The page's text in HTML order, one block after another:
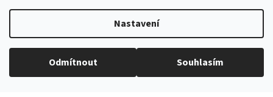
Nastavení
Odmítnout Souhlasím
Vytvořil Shoptet